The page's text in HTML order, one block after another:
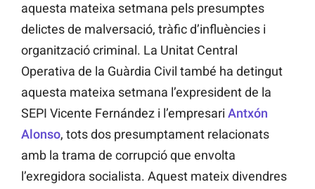
aquesta mateixa setmana pels presumptes
delictes de malversació, tràfic d’influències i
organització criminal. La Unitat Central
Operativa de la Guàrdia Civil també ha detingut
aquesta mateixa setmana l’expresident de la
SEPI Vicente Fernández i l’empresari Antxón
Alonso, tots dos presumptament relacionats
amb la trama de corrupció que envolta
l’exregidora socialista. Aquest mateix divendres